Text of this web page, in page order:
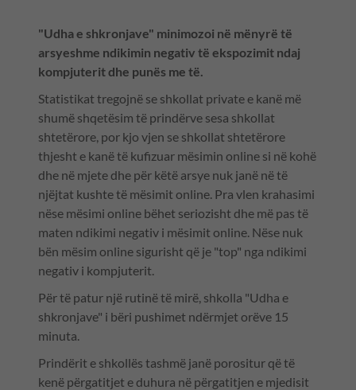
"Udha e shkronjave" minimozoi në mënyrë të
arsyeshme ndikimin negativ të ekspozimit ndaj
kompjuterit dhe punës me të.
Statistikat tregojnë se shkollat private e kanë më
shumë shqetësim të prindërve sesa shkollat
shtetërore, por kjo vjen se shkollat shtetërore
thjesht e kanë të kufizuar mësimin online si në kohë
dhe në mjete dhe për këtë arsye nuk janë në të
njëjtat kushte të mësimit online. Pra vlen krahasimi
nëse mësimi online bëhet seriozisht dhe më pas të
maten ndikimi negativ i mësimit online. Nëse nuk
bën mësim online sigurisht që je "top" nga ndikimi
negativ i kompjuterit.
Për të patur një rutinë të mirë, shkolla "Udha e
shkronjave" i bëri pushimet ndërmjet orëve 15
minuta.
Prindërit e shkollës tashmë janë porositur që të
kenë përgatitjet e duhura në përgatitjen e mjedisit